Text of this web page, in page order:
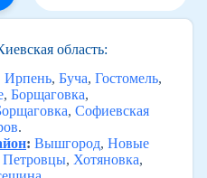
область:
Ирпень, Буча, Гостомель,
, Борщаговка,
, Софиевская
.
: Вышгород, Новые
Петровцы, Хотяновка,